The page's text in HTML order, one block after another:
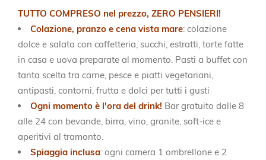
TUTTO COMPRESO nel prezzo, ZERO PENSIERI!
Colazione, pranzo e cena vista mare: colazione
dolce e salata con caffetteria, succhi, estratti, torte fatte
in casa e uova preparate al momento. Pasti a buffet con
tanta scelta tra carne, pesce e piatti vegetariani,
antipasti, contorni, frutta e dolci per tutti i gusti
Ogni momento è l'ora del drink! Bar gratuito dalle 8
alle 24 con bevande, birra, vino, granite, soft-ice e
aperitivi al tramonto.
Spiaggia inclusa: ogni camera 1 ombrellone e 2